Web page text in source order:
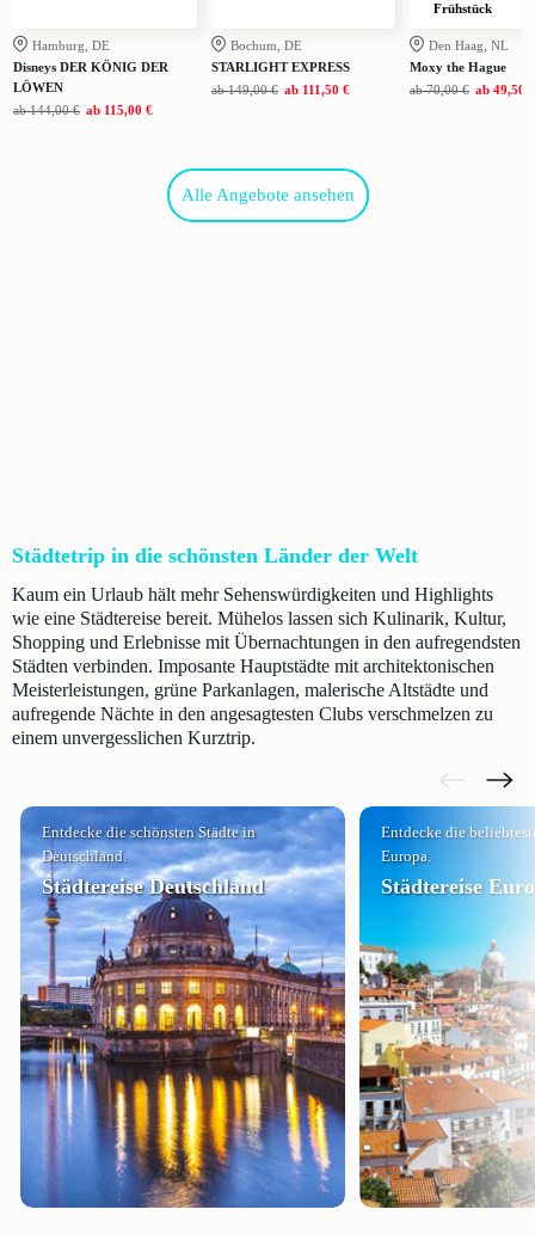
Hamburg, DE
Disneys DER KÖNIG DER
LÖWEN
ab 144,00 € ab 115,00 €
Bochum, DE
STARLIGHT EXPRESS
ab 149,00 € ab 111,50 €
Frühstück
Den Haag, NL
Moxy the Hague
ab 70,00 € ab 49,50 €
Alle Angebote ansehen
Städtetrip in die schönsten Länder der Welt
Kaum ein Urlaub hält mehr Sehenswürdigkeiten und Highlights
wie eine Städtereise bereit. Mühelos lassen sich Kulinarik, Kultur,
Shopping und Erlebnisse mit Übernachtungen in den aufregendsten
Städten verbinden. Imposante Hauptstädte mit architektonischen
Meisterleistungen, grüne Parkanlagen, malerische Altstädte und
aufregende Nächte in den angesagtesten Clubs verschmelzen zu
einem unvergesslichen Kurztrip.
Entdecke die schönsten Städte in
Deutschland.
Städtereise Deutschland
Entdecke die
Europa.
Städtereise